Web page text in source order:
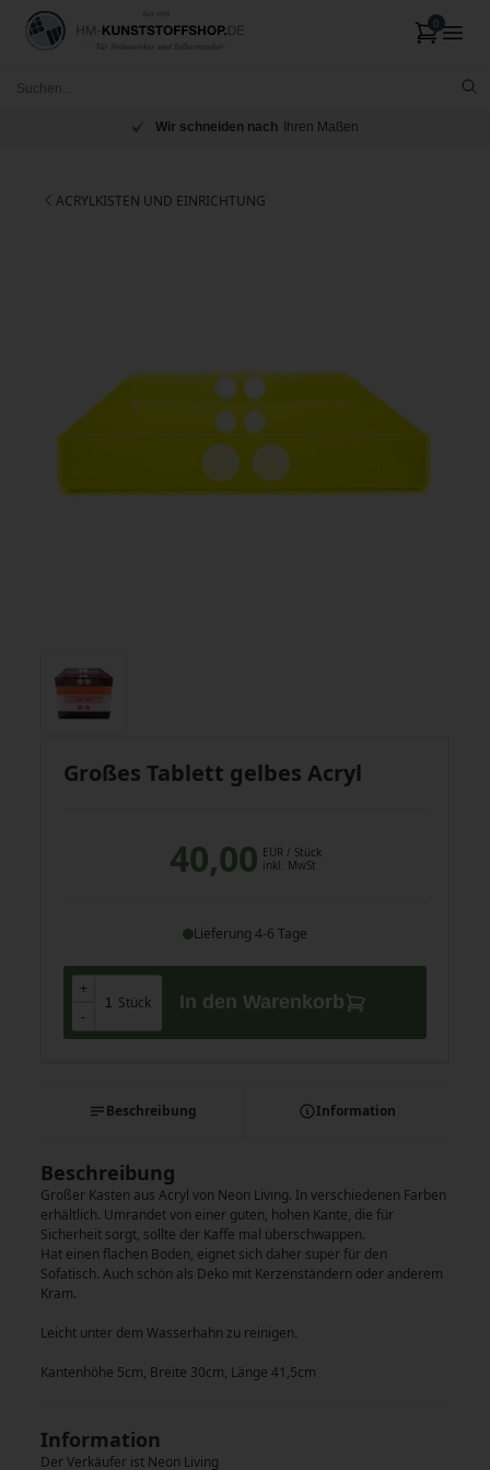
Wir schneiden nach Ihren Maßen
ACRYLKISTEN UND EINRICHTUNG
Großes Tablett gelbes Acryl
40,00 EUR/ Stück
inkl. MwSt
Lieferung 4-6 Tage
+
-
Stück
+
-
In den Warenkorb
Beschreibung Information
Beschreibung
Großer Kasten aus Acryl von Neon Living. In verschiedenen Farben
erhältlich. Umrandet von einer guten, hohen Kante, die für
Sicherheit sorgt, sollte der Kaffe mal überschwappen.
Hat einen flachen Boden, eignet sich daher super für den
Sofatisch. Auch schön als Deko mit Kerzenständern oder anderem
Kram.
Leicht unter dem Wasserhahn zu reinigen.
Kantenhöhe 5cm, Breite 30cm, Länge 41,5cm
Information
Der Verkäufer ist Neon Living